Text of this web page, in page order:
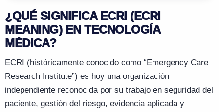
¿QUÉ SIGNIFICA ECRI (ECRI
MEANING) EN TECNOLOGÍA
MÉDICA?
ECRI (históricamente conocido como “Emergency Care
Research Institute”) es hoy una organización
independiente reconocida por su trabajo en seguridad del
paciente, gestión del riesgo, evidencia aplicada y